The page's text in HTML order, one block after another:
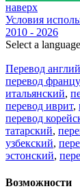
наверх
Условия
2010 - 2026
Select a language
Перевод
перевод
итальянский,
перевод иврит,
перевод
татарский,
узбекский,
эстонский,
Возможности